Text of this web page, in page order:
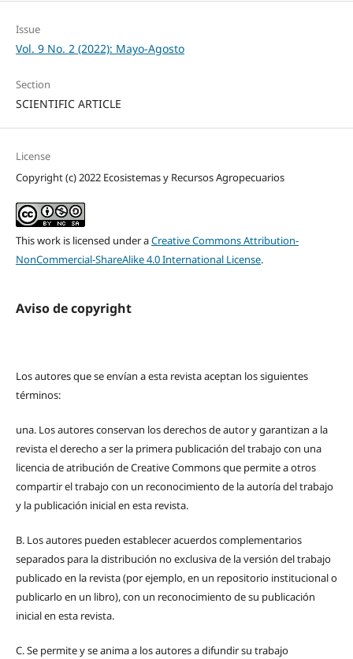
Issue
Vol. 9 No. 2 (2022): Mayo-Agosto
Section
SCIENTIFIC ARTICLE
License
Copyright (c) 2022 Ecosistemas y Recursos Agropecuarios
This work is licensed under aCreative Commons Attribution-
NonCommercial-ShareAlike 4.0 International License.
Aviso de copyright
Los autores que se envían a esta revista aceptan los siguientes
términos:
una. Los autores conservan los derechos de autor y garantizan a la
revista el derecho a ser la primera publicación del trabajo con una
licencia de atribución de Creative Commons que permite a otros
compartir el trabajo con un reconocimiento de la autoría del trabajo
y la publicación inicial en esta revista.
B. Los autores pueden establecer acuerdos complementarios
separados para la distribución no exclusiva de la versión del trabajo
publicado en la revista (por ejemplo, en un repositorio institucional o
publicarlo en un libro), con un reconocimiento de su publicación
inicial en esta revista.
C.Se permite y se anima a los autores a difundir su trabajo